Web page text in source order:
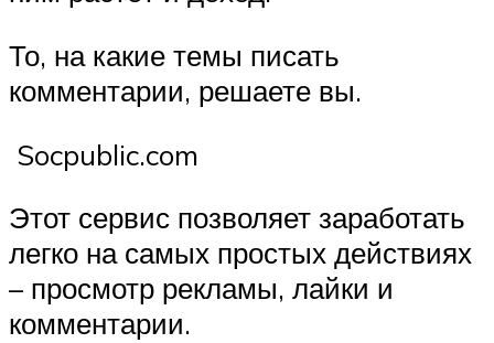
То, на какие темы писать
комментарии, решаете вы.
Socpublic.com
Этот сервис позволяет заработать
легко на самых простых действиях
– просмотр рекламы, лайки и
комментарии.